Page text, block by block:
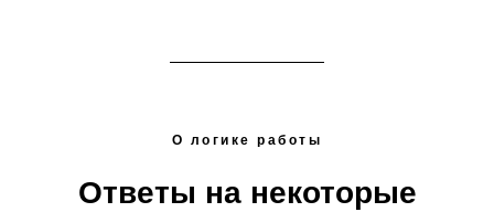
О логике работы
Ответы на некоторые